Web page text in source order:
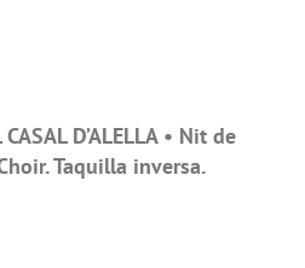
D’ALELLA • Nit de
Taquilla inversa.